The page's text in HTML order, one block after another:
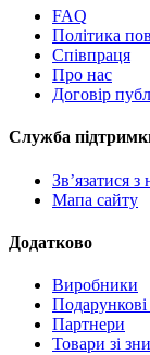
FAQ
Політика
Співпраця
Про нас
Договір
Служба
Зв’язатися з
Мапа сайту
Додатково
Виробники
Подарункові
Партнери
Товари зі